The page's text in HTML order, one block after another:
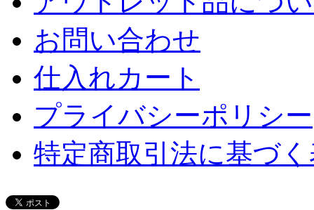
お問い合わせ
仕入れカート
プライバシーポリシー
特定商取引法に基づ